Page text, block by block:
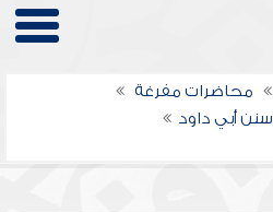
محاضرات مفرغة
أبي داود